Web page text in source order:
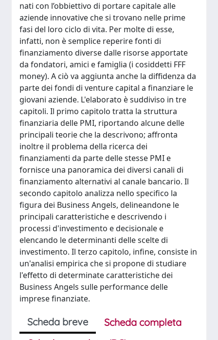
nati con l’obbiettivo di portare capitale alle
aziende innovative che si trovano nelle prime
fasi del loro ciclo di vita. Per molte di esse,
infatti, non è semplice reperire fonti di
finanziamento diverse dalle risorse apportate
da fondatori, amici e famiglia (i cosiddetti FFF
money). A ciò va aggiunta anche la diffidenza da
parte dei fondi di venture capital a finanziare le
giovani aziende. L'elaborato è suddiviso in tre
capitoli. Il primo capitolo tratta la struttura
finanziaria delle PMI, riportando alcune delle
principali teorie che la descrivono; affronta
inoltre il problema della ricerca dei
finanziamenti da parte delle stesse PMI e
fornisce una panoramica dei diversi canali di
finanziamento alternativi al canale bancario. Il
secondo capitolo analizza nello specifico la
figura dei Business Angels, delineandone le
principali caratteristiche e descrivendo i
processi d'investimento e decisionale e
elencando le determinanti delle scelte di
investimento. Il terzo capitolo, infine, consiste in
un'analisi empirica che si propone di studiare
l'effetto di determinate caratteristiche dei
Business Angels sulle performance delle
imprese finanziate.
Scheda breve
Scheda completa